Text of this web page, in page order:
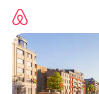
direct
naar
inhoud